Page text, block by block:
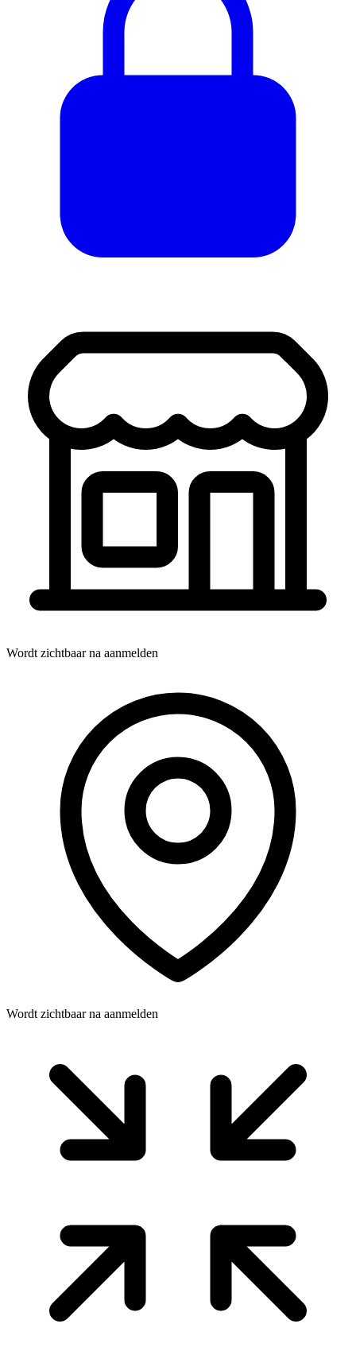
Wordt zichtbaar na aanmelden
Wordt zichtbaar na aanmelden